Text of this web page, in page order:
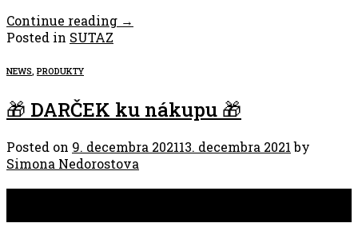
Continue reading →
Posted in SUTAZ
NEWS PRODUKTY
🎁 DARČEK ku nákupu 🎁
Posted on 9. decembra 202113. decembra 2021 by
Simona Nedorostova